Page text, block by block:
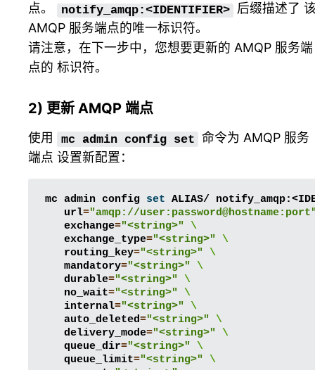
点。
notify_amqp:<IDENTIFIER>
后缀描述了
AMQP 服务端点的唯一标识符。
请注意，在下一步中，您想要更新的 AMQP 服务端
点的 标识符。
2) 更新 AMQP 端点
使用 mc admin config set 命令为 AMQP 服务
端点 设置新配置：
mc admin config set ALIAS/
url="amqp://
exchange="<string>"
\
exchange_type="<string>"
\
routing_key="<string>"
\
mandatory="<string>"
\
durable="<string>"
\
no_wait="<string>"
\
internal="<string>"
\
auto_deleted="<string>"
\
delivery_mode="<string>"
\
queue_dir="<string>"
\
queue_limit="<string>"
\